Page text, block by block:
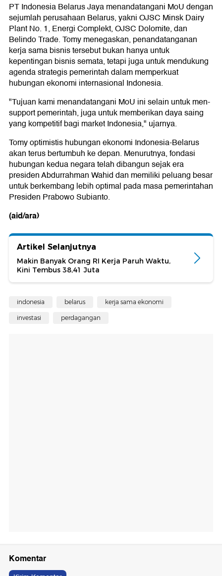
PT Indonesia Belarus Jaya menandatangani MoU dengan
sejumlah perusahaan Belarus, yakni OJSC Minsk Dairy
Plant No. 1, Energi Complekt, OJSC Dolomite, dan
Belindo Trade. Tomy menegaskan, penandatanganan
kerja sama bisnis tersebut bukan hanya untuk
kepentingan bisnis semata, tetapi juga untuk mendukung
agenda strategis pemerintah dalam memperkuat
hubungan ekonomi internasional Indonesia.
"Tujuan kami menandatangani MoU ini selain untuk men-
support pemerintah, juga untuk memberikan daya saing
yang kompetitif bagi market Indonesia," ujarnya.
Tomy optimistis hubungan ekonomi Indonesia-Belarus
akan terus bertumbuh ke depan. Menurutnya, fondasi
hubungan kedua negara telah dibangun sejak era
presiden Abdurrahman Wahid dan memiliki peluang besar
untuk berkembang lebih optimal pada masa pemerintahan
Presiden Prabowo Subianto.
(aid/ara)
Artikel Selanjutnya
Makin Banyak Orang RI Kerja Paruh Waktu,
Kini Tembus 38,41 Juta
indonesia belarus kerja sama ekonomi
investasi perdagangan
Komentar